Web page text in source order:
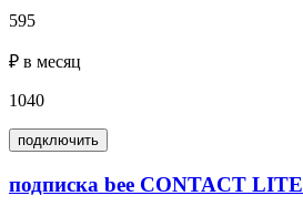
595
₽ в месяц
1040
подключить
подписка bee CONTACT LITE